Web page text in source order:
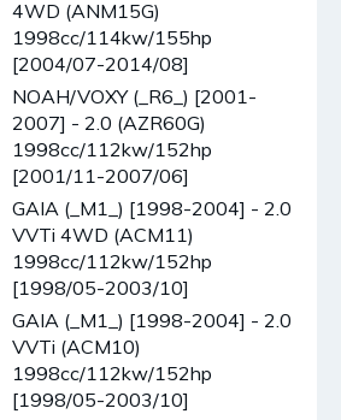
4WD (ANM15G)
1998cc/114kw/155hp
[2004/07-2014/08]
NOAH/VOXY (_R6_) [2001-
2007] - 2.0 (AZR60G)
1998cc/112kw/152hp
[2001/11-2007/06]
GAIA (_M1_) [1998-2004] - 2.0
VVTi 4WD (ACM11)
1998cc/112kw/152hp
[1998/05-2003/10]
GAIA (_M1_) [1998-2004] - 2.0
VVTi (ACM10)
1998cc/112kw/152hp
[1998/05-2003/10]